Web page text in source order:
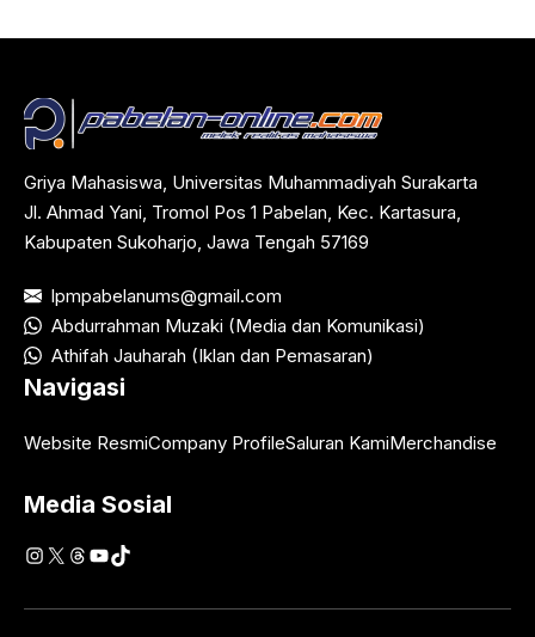
Griya Mahasiswa, Universitas Muhammadiyah Surakarta
Jl. Ahmad Yani, Tromol Pos 1 Pabelan, Kec. Kartasura,
Kabupaten Sukoharjo, Jawa Tengah 57169
lpmpabelanums@gmail.com
Abdurrahman Muzaki (Media dan Komunikasi)
Athifah Jauharah (Iklan dan Pemasaran)
Navigasi
Website ResmiCompany ProfileSaluran KamiMerchandise
Media Sosial
Instagram
X Threads
YouTube
TikTok